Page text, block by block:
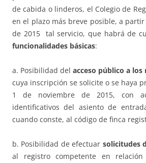
de cabida o linderos, el Colegio de
en el plazo más breve posible, a
de 2015 tal servicio, que habrá de
funcionalidades básicas:
a. Posibilidad del acceso público a
cuya inscripción se solicite o se haya
1 de noviembre de 2015, con
identificativos del asiento de
cuando conste, al código de finca
b. Posibilidad de efectuar solicitudes
al registro competente en